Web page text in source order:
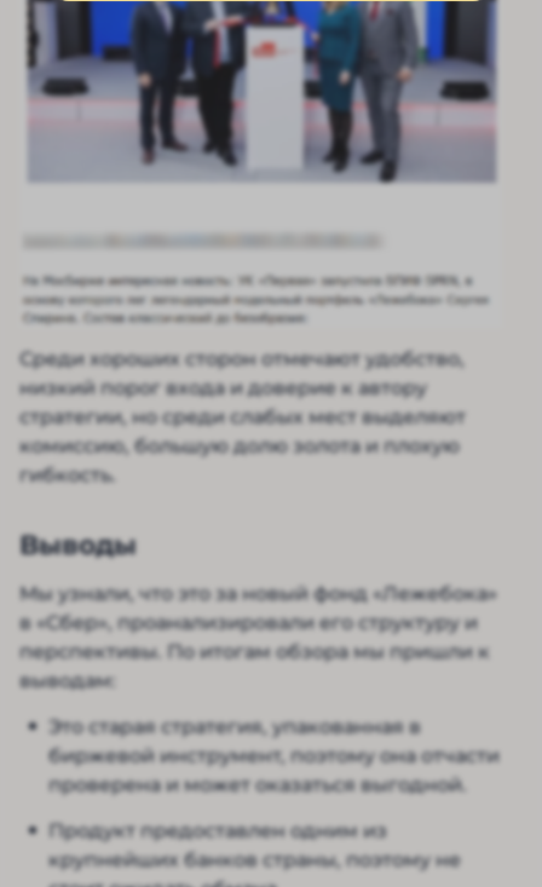
Среди хороших сторон отмечают удобство,
низкий порог входа и доверие к автору
стратегии, но среди слабых мест выделяют
комиссию, большую долю золота и плохую
гибкость.
Выводы
Мы узнали, что это за новый фонд «Лежебока»
в «Сбер», проанализировали его структуру и
перспективы. По итогам обзора мы пришли к
выводам:
Это старая стратегия, упакованная в
биржевой инструмент, поэтому она отчасти
проверена и может оказаться выгодной.
Продукт предоставлен одним из
крупнейших банков страны, поэтому не